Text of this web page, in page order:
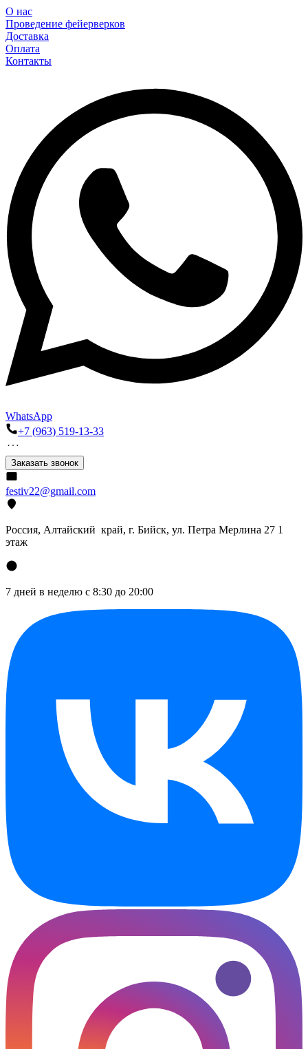
О нас
Проведение фейерверков
Доставка
Оплата
Контакты
WhatsApp
+7 (963) 519-13-33
Заказать звонок
festiv22@gmail.com
Россия, Алтайский край, г. Бийск, ул. Петра Мерлина 27 1
этаж
7 дней в неделю с 8:30 до 20:00